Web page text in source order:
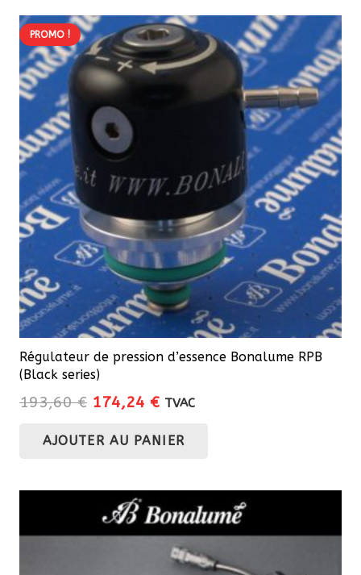
PROMO !
Régulateur de pression d’essence Bonalume RPB
(Black series)
193,60€ Le
initial
174,24 €Le
actuel
TVAC
AJOUTER AU PANIER